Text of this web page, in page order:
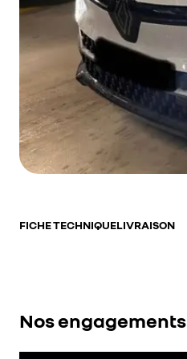
FICHE TECHNIQUELIVRAISON
Nos engagements